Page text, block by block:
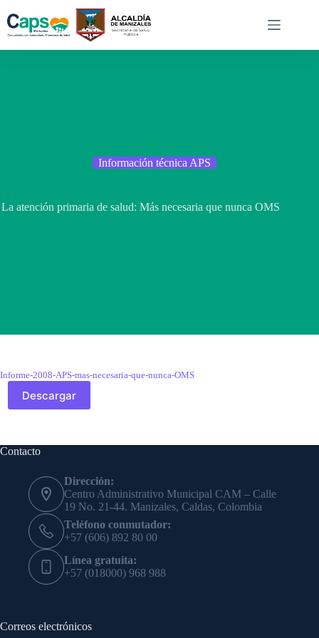
contenido
Información técnica APS
La atención primaria de salud: Más necesaria que nunca OMS
Informe-2008-APS-mas-necesaria-que-nunca-OMS
Descargar
Contacto
Dirección:
Centro Administrativo Municipal CAM – Calle
19 No. 21-44. Manizales, Caldas, Colombia
Teléfono conmutador:
+57 (606) 892 80 00
Línea gratuita:
+57 (018000) 968 988
Correos electrónicos